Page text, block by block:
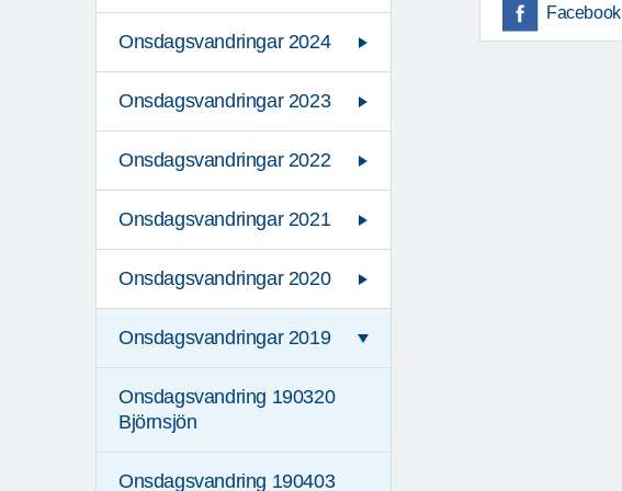
Onsdagsvandringar 2024
Onsdagsvandringar 2023
Onsdagsvandringar 2022
Onsdagsvandringar 2021
Onsdagsvandringar 2020
Onsdagsvandringar 2019
Onsdagsvandring 190320
Björnsjön
Onsdagsvandring 190403
Facebook